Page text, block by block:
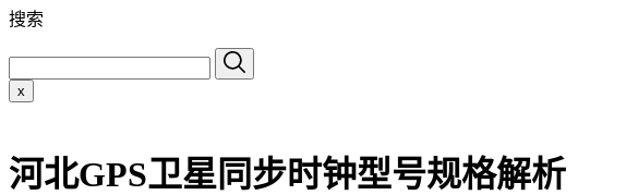
搜索
x
河北GPS卫星同步时钟型号规格解析